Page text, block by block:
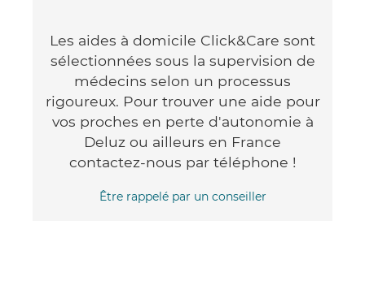
Les aides à domicile Click&Care sont
sélectionnées sous la supervision de
médecins selon un processus
rigoureux. Pour trouver une aide pour
vos proches en perte d'autonomie à
Deluz ou ailleurs en France
contactez-nous par téléphone !
Être rappelé par un conseiller